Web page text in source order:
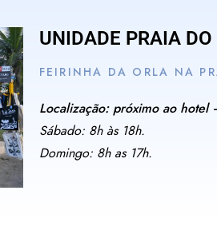
UNIDADE PRAIA DO
FEIRINHA DA ORLA NA
Localização: próximo ao hotel
Sábado: 8h às 18h.
Domingo: 8h as 17h.